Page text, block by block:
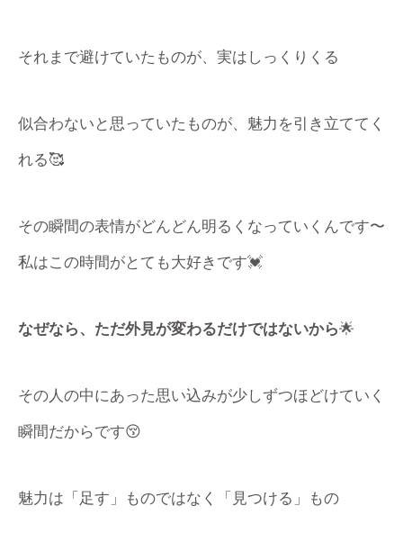
それまで避けていたものが、実はしっくりくる
似合わないと思っていたものが、魅力を引き立ててく
れる🥰
その瞬間の表情がどんどん明るくなっていくんです〜
私はこの時間がとても大好きです💓
なぜなら、ただ外見が変わるだけではないから🌟
その人の中にあった思い込みが少しずつほどけていく
瞬間だからです😚
魅力は「足す」ものではなく「見つける」もの